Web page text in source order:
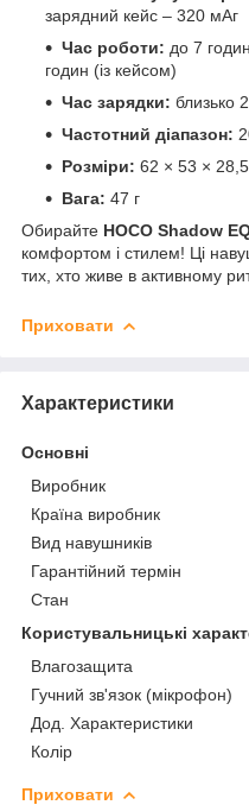
зарядний кейс – 320 мАг
Час роботи: до 7
годин (із кейсом)
Час зарядки: близько
Частотний діапазон:
Розміри: 62 × 53 ×
Вага: 47 г
Обирайте HOCO Shadow
комфортом і стилем! Ці
тих, хто живе в активному
Приховати
Характеристики
Основні
Виробник
Країна виробник
Вид навушників
Гарантійний термін
Стан
Користувальницькі
Влагозащита
Гучний зв'язок (мікрофон)
Дод. Характеристики
Колір
Приховати